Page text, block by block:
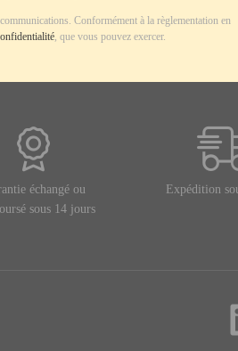
Conformément à la règlementation en
, que vous pouvez exercer.
échangé ou
sous 14 jours
Expédition